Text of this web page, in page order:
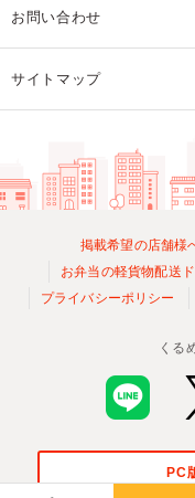
お問い合わせ
サイトマップ
掲載希望の店舗様
お弁当の軽貨物配送
プライバシーポリシー
くる
PC